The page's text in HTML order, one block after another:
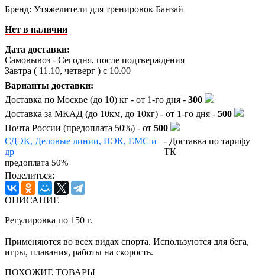
Бренд: Утяжелители для тренировок Банзай
Нет в наличии
Дата доставки:
Самовывоз - Сегодня, после подтверждения
Завтра ( 11.10, четверг ) с 10.00
Варианты доставки:
Доставка по Москве (до 10) кг - от 1-го дня - 300
Доставка за МКАД (до 10км, до 10кг) - от 1-го дня - 500
Почта России (предоплата 50%) - от 500
СДЭК, Деловые линии, ПЭК, EMC и
др
предоплата 50%
- Доставка по тарифу
ТК
Поделиться:
ОПИСАНИЕ
Регулировка по 150 г.
Применяются во всех видах спорта. Используются для бега,
игры, плавания, работы на скорость.
ПОХОЖИЕ ТОВАРЫ